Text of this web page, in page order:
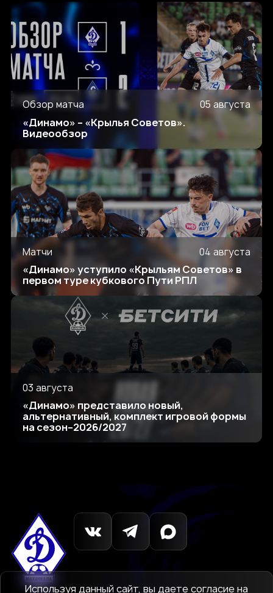
Обзор матча 05 августа
«Динамо» – «Крылья Советов».
Видеообзор
Матчи 04 августа
«Динамо» уступило «Крыльям Советов» в
первом туре кубкового Пути РПЛ
03 августа
«Динамо» представило новый,
альтернативный, комплект игровой формы
на сезон–2026/2027
Используя данный сайт, вы даете согласие на